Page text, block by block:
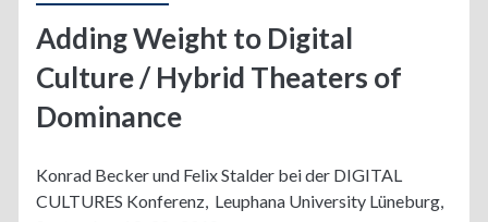
Adding Weight to Digital
Culture / Hybrid Theaters of
Dominance
Konrad Becker und Felix Stalder bei der DIGITAL
CULTURES Konferenz, Leuphana University Lüneburg,